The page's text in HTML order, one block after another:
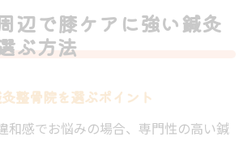
辺で膝ケアに強い鍼灸
ぶ方法
整骨院を選ぶポイント
和感でお悩みの場合、専門性の高い鍼